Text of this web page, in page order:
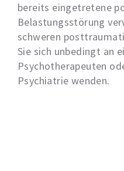
bereits eingetretene
Belastungsstörung
schweren
Sie sich unbedingt an
Psychotherapeuten
Psychiatrie wenden.